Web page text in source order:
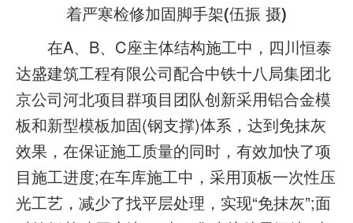
着严寒检修加固脚手架(伍振 摄)
在A、B、C座主体结构施工中，四川恒泰
达盛建筑工程有限公司配合中铁十八局集团北
京公司河北项目群项目团队创新采用铝合金模
板和新型模板加固(钢支撑)体系，达到免抹灰
效果，在保证施工质量的同时，有效加快了项
目施工进度;在车库施工中，采用顶板一次性压
光工艺，减少了找平层处理，实现“免抹灰”;面